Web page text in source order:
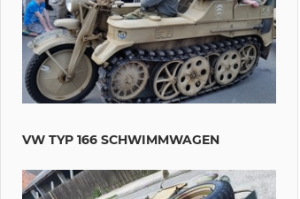
VW TYP 166 SCHWIMMWAGEN